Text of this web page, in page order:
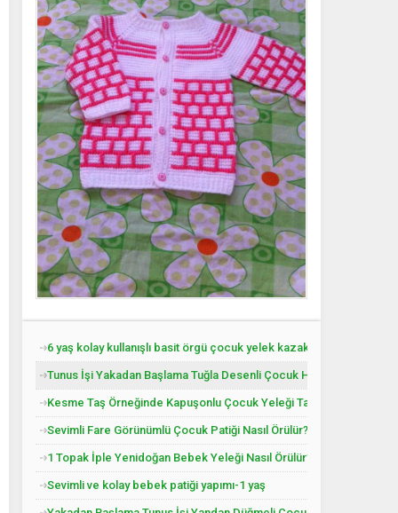
6 yaş kolay kullanışlı basit örgü çocuk yelek kazak tarifi
Tunus İşi Yakadan Başlama Tuğla Desenli Çocuk Hırkası Tarifi.
Kesme Taş Örneğinde Kapuşonlu Çocuk Yeleği Tarifi. 3 .4 Yaş
Sevimli Fare Görünümlü Çocuk Patiği Nasıl Örülür? Yenidoğan
1 Topak İple Yenidoğan Bebek Yeleği Nasıl Örülür?
Sevimli ve kolay bebek patiği yapımı-1 yaş